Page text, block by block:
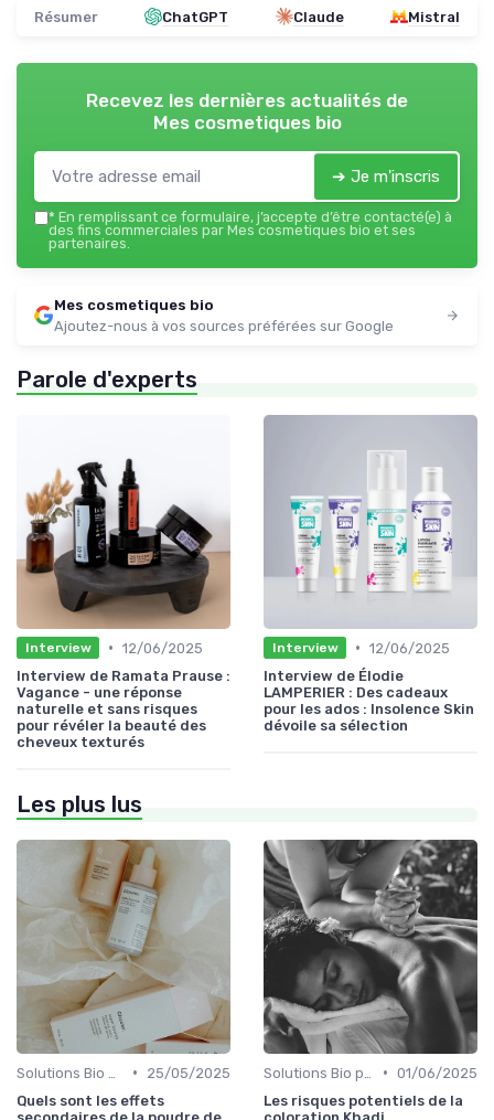
Résumer ChatGPT Claude Mistral
Recevez les dernières actualités de
Mes cosmetiques bio
➔ Je m'inscris
* En remplissant ce formulaire, j’accepte d’être contacté(e) à
des fins commerciales par Mes cosmetiques bio et ses
partenaires.
Mes cosmetiques bio
Ajoutez-nous à vos sources préférées sur Google
Parole d'experts
Interview • 12/06/2025
Interview de Ramata Prause :
Vagance - une réponse
naturelle et sans risques
pour révéler la beauté des
cheveux texturés
Interview • 12/06/2025
Interview de Élodie
LAMPERIER : Des cadeaux
pour les ados : Insolence Skin
dévoile sa sélection
Les plus lus
•
25/05/2025
Quels sont les effets
• 01/06/2025
Les risques potentiels de la